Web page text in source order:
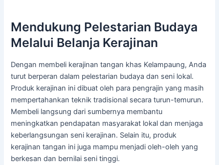
Mendukung Pelestarian Budaya
Melalui Belanja Kerajinan
Dengan membeli kerajinan tangan khas Kelampaung, Anda
turut berperan dalam pelestarian budaya dan seni lokal.
Produk kerajinan ini dibuat oleh para pengrajin yang masih
mempertahankan teknik tradisional secara turun-temurun.
Membeli langsung dari sumbernya membantu
meningkatkan pendapatan masyarakat lokal dan menjaga
keberlangsungan seni kerajinan. Selain itu, produk
kerajinan tangan ini juga mampu menjadi oleh-oleh yang
berkesan dan bernilai seni tinggi.